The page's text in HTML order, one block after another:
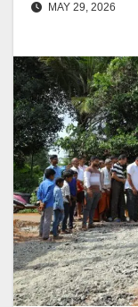
MAY 29, 2026